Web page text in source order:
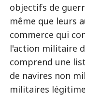
objectifs de
même que leurs
commerce qui
l'action militaire
comprend une
de navires non
militaires